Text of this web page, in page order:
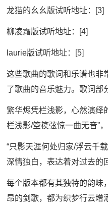
龙猫的幺幺版试听地址：[3]
柳凌霜版试听地址：[4]
laurie版试听地址：[5]
这些歌曲的歌词和乐谱也非
了歌曲的音乐魅力。歌词部
繁华烬凭栏浅影，心然演绎
栏浅影/箜篌弦惊一曲无音”
“只影天涯何处归家/浮云千
深情独白，表达着对过去的
每个版本都有其独特的韵味
昂的剑歌，都为织梦行云增